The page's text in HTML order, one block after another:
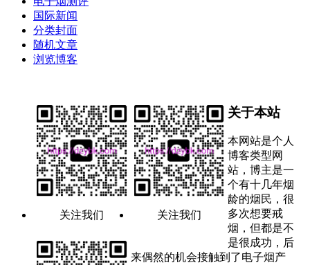
国际新闻
分类封面
随机文章
浏览博客
关注我们 关注我们
关于本站
本网站是个人
博客类型网
站，博主是一
个有十几年烟
龄的烟民，很
多次想要戒
烟，但都是不
是很成功，后
来偶然的机会接触到了电子烟产